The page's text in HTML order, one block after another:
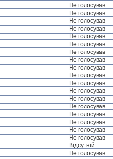
Не голосував
Не голосував
Не голосував
Не голосував
Не голосував
Не голосував
Не голосував
Не голосував
Не голосував
Не голосував
Не голосував
Не голосував
Не голосував
Не голосував
Не голосував
Не голосував
Не голосував
Не голосував
Відсутній
Не голосував